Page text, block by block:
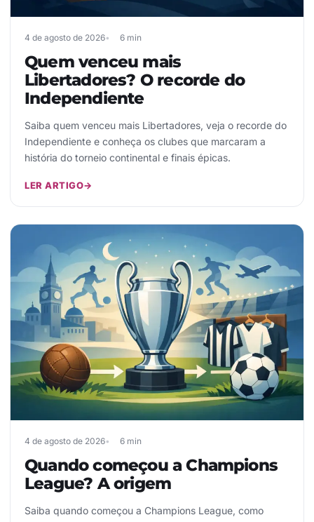
4 de agosto de 2026 6 min
Quem venceu mais
Libertadores? O recorde do
Independiente
Saiba quem venceu mais Libertadores, veja o recorde do
Independiente e conheça os clubes que marcaram a
história do torneio continental e finais épicas.
LER ARTIGO→
4 de agosto de 2026 6 min
Quando começou a Champions
League? A origem
Saiba quando começou a Champions League, como